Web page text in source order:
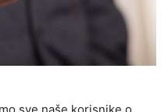
sve naše korisnike o